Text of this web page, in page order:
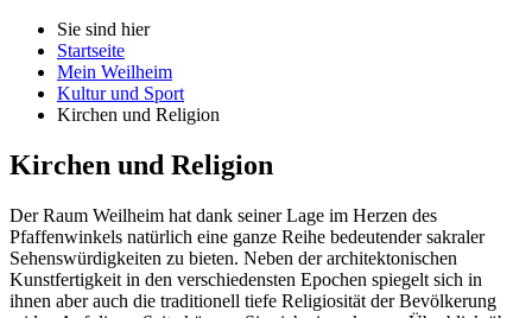
Sie sind hier
Startseite
Mein Weilheim
Kultur und Sport
Kirchen und Religion
Kirchen und Religion
Der Raum Weilheim hat dank seiner Lage im Herzen des
Pfaffenwinkels natürlich eine ganze Reihe bedeutender sakraler
Sehenswürdigkeiten zu bieten. Neben der architektonischen
Kunstfertigkeit in den verschiedensten Epochen spiegelt sich in
ihnen aber auch die traditionell tiefe Religiosität der Bevölkerung